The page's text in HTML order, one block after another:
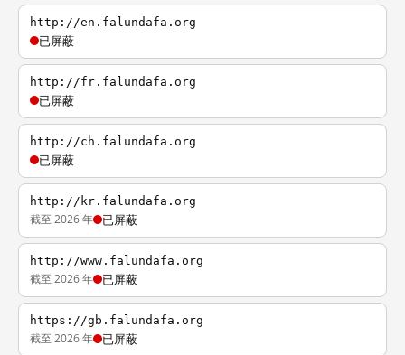
http://en.falundafa.org
已屏蔽
http://fr.falundafa.org
已屏蔽
http://ch.falundafa.org
已屏蔽
http://kr.falundafa.org
截至 2026 年 已屏蔽
http://www.falundafa.org
截至 2026 年 已屏蔽
https://gb.falundafa.org
截至 2026 年 已屏蔽